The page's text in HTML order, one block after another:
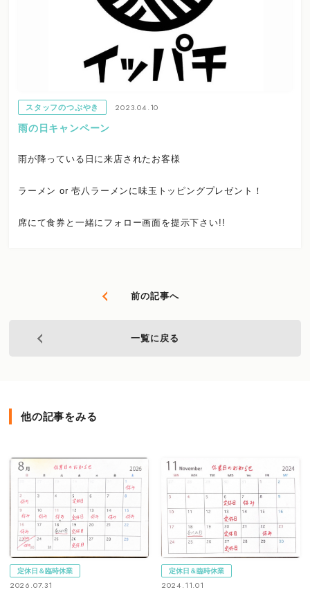
スタッフのつぶやき
2023.04.10
雨の日キャンペーン
雨が降っている日に来店されたお客様
ラーメン or 壱八ラーメンに味玉トッピングプレゼント！
席にて食券と一緒にフォロー画面を提示下さい!!
前の記事へ
一覧に戻る
他の記事をみる
定休日＆臨時休業
2026.07.31
定休日＆臨時休業
2024.11.01